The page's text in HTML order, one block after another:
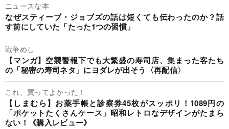
ニュースな本
なぜスティーブ・ジョブズの話は短くても伝わったのか？話
す前にしていた「たった1つの習慣」
戦争めし
【マンガ】空襲警報下でも大繁盛の寿司店、集まった客たち
の「秘密の寿司ネタ」にヨダレが出そう〈再配信〉
これ、買ってよかった！
【しまむら】お薬手帳と診察券45枚がスッポリ！1089円の
「ポケットたくさんケース」昭和レトロなデザインがたまら
ない！《購入レビュー》